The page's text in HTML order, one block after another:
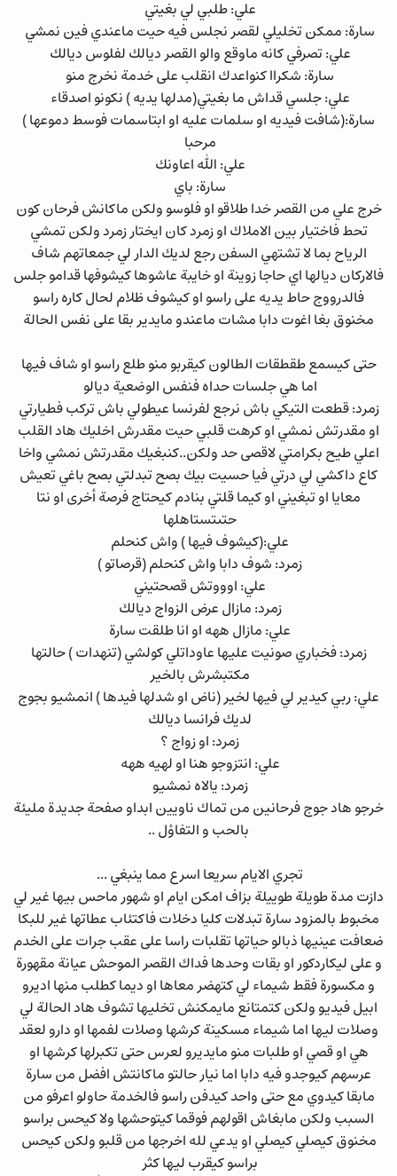
علي: طلبي لي بغيتي
سارة: ممكن تخليلي لقصر نجلس فيه حيت ماعندي فين نمشي
علي: تصرفي كانه ماوقع والو القصر ديالك لفلوس ديالك
سارة: شكراا كنواعدك انقلب على خدمة نخرج منو
علي: جلسي قداش ما بغيتي(مدلها يديه ) نكونو اصدقاء
سارة:(شافت فيديه او سلمات عليه او ابتاسمات فوسط دموعها )
مرحبا
علي: الله اعاونك
سارة: باي
خرج علي من القصر خدا طلاقو او فلوسو ولكن ماكانش فرحان كون
تحط فاختيار بين الاملاك او زمرد كان ايختار زمرد ولكن تمشي
الرياح بما لا تشتهي السفن رجع لديك الدار لي جمعاتهم شاف
فالاركان ديالها اي حاجا زوينة او خايبة عاشوها كيشوفها قدامو جلس
فالدرووج حاط يديه على راسو او كيشوف ظلام لحال كاره راسو
مخنوق بغا اغوت دابا مشات ماعندو مايدير بقا على نفس الحالة
حتى كيسمع طقطقات الطالون كيقربو منو طلع راسو او شاف فيها
اما هي جلسات حداه فنفس الوضعية ديالو
زمرد: قطعت التيكي باش نرجع لفرنسا عيطولي باش تركب فطيارتي
او مقدرتش نمشي او كرهت قلبي حيت مقدرش اخليك هاد القلب
اعلي طيح بكرامتي لاقصى حد ولكن..كنبغيك مقدرتش نمشي واخا
كاع داكشي لي درتي فيا حسيت بيك بصح تبدلتي بصح باغي تعيش
معايا او تبغيني او كيما قلتي بنادم كيحتاج فرصة أخرى او نتا
حتىتستاهلها
علي:(كيشوف فيها ) واش كنحلم
زمرد: شوف دابا واش كنحلم (قرصاتو )
علي: اوووتش قصحتيني
زمرد: مازال عرض الزواج ديالك
علي: مازال ههه او انا طلقت سارة
زمرد: فخباري صونيت عليها عاوداتلي كولشي (تنهدات ) حالتها
مكتبشرش بالخير
علي: ربي كيدير لي فيها لخير (ناض او شدلها فيدها ) انمشيو بجوج
لديك فرانسا ديالك
زمرد: او زواج ؟
علي: انتزوجو هنا او لهيه ههه
زمرد: يالاه نمشيو
خرجو هاد جوج فرحانين من تماك ناويين ابداو صفحة جديدة مليئة
بالحب و التفاؤل ..
تجري الايام سريعا اسرع مما ينبغي ...
دازت مدة طويلة طوييلة بزاف امكن ايام او شهور ماحس بيها غير لي
مخبوط بالمزود سارة تبدلات كليا دخلات فاكتئاب عطاتها غير للبكا
ضعافت عينيها ذبالو حياتها تقلبات راسا على عقب جرات على الخدم
و على ليكاردكور او بقات وحدها فداك القصر الموحش عيانة مقهورة
و مكسورة فقط شيماء لي كتهضر معاها او ديما كطلب منها اديرو
ابيل فيديو ولكن كتمتانع مايمكنش تخليها تشوف هاد الحالة لي
وصلات ليها اما شيماء مسكينة كرشها وصلات لفمها او دارو لعقد
هي او قصي او طلبات منو مايديرو لعرس حتى تكبرلها كرشها او
عرسهم كيوجدو فيه دابا اما نيار حالتو ماكانتش افضل من سارة
مابقا كيدوي مع حتى واحد كيدفن راسو فالخدمة حاولو اعرفو من
السبب ولكن مابغاش اقولهم فوقما كيتوحشها ولا كيحس براسو
مخنوق كيصلي كيصلي او يدعي لله اخرجها من قلبو ولكن كيحس
براسو كيقرب ليها كثر